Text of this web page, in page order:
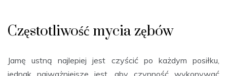
Częstotliwość mycia zębów
Jamę ustną najlepiej jest czyścić po każdym posiłku,